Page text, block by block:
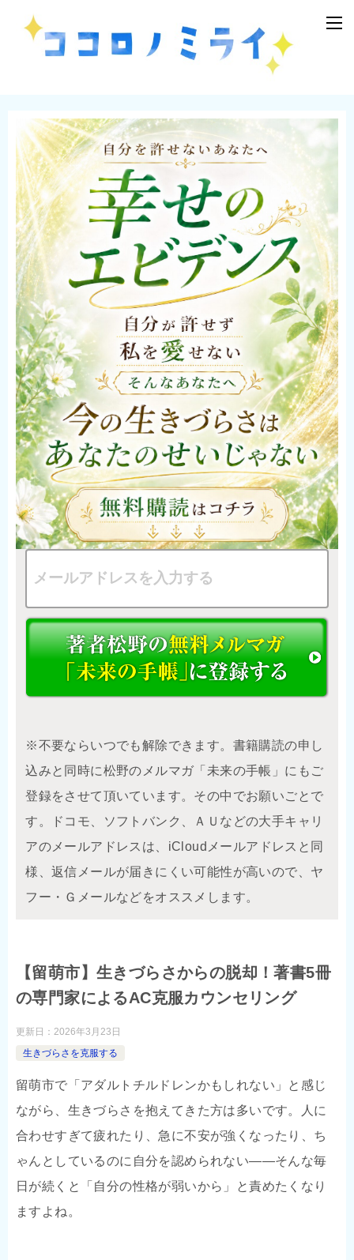
※不要ならいつでも解除できます。書籍購読の申し
込みと同時に松野のメルマガ「未来の手帳」にもご
登録をさせて頂いています。その中でお願いごとで
す。ドコモ、ソフトバンク、ＡＵなどの大手キャリ
アのメールアドレスは、iCloudメールアドレスと同
様、返信メールが届きにくい可能性が高いので、ヤ
フー・Ｇメールなどをオススメします。
【留萌市】生きづらさからの脱却！著書5冊
の専門家によるAC克服カウンセリング
更新日： 2026年3月23日
生きづらさを克服する
留萌市で「アダルトチルドレンかもしれない」と感じ
ながら、生きづらさを抱えてきた方は多いです。人に
合わせすぎて疲れたり、急に不安が強くなったり、ち
ゃんとしているのに自分を認められない——そんな毎
日が続くと「自分の性格が弱いから」と責めたくなり
ますよね。